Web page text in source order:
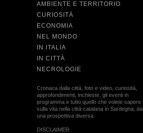
AMBIENTE E TERRITORIO
CURIOSITÀ
ECONOMIA
NEL MONDO
IN ITALIA
IN CITTÀ
NECROLOGIE
Cronaca dalla città, foto e video, curiosità,
approfondimenti, inchieste, gli eventi in
programma e tutto quello che volete sapere
sulla vita nella città catalana in Sardegna, da
una prospettiva diversa.
DISCLAIMER